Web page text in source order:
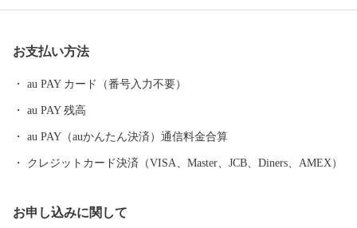
姿がそのまま残る石積み埠頭や水路、橋など貿易港としての役割
コポン®・不知火 ■ みかん ■ あか牛 ■ 黒毛和牛 ■ 白玉粉 ■
生姜 ■ メロン ■ トマト ■ イチゴ
お支払い方法
au PAY カード（番号入力不要）
au PAY 残高
au PAY（auかんたん決済）通信料金合算
クレジットカード決済（VISA、Master、JCB、Diners、AMEX）
お申し込みに関して